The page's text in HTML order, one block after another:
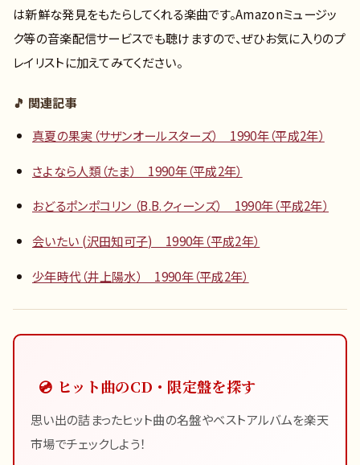
は新鮮な発見をもたらしてくれる楽曲です。Amazonミュージッ
ク等の音楽配信サービスでも聴けますので、ぜひお気に入りのプ
レイリストに加えてみてください。
🎵 関連記事
真夏の果実（サザンオールスターズ） 1990年（平成2年）
さよなら人類（たま） 1990年（平成2年）
おどるポンポコリン （B.B.クィーンズ） 1990年（平成2年）
会いたい (沢田知可子) 1990年（平成2年）
少年時代（井上陽水） 1990年（平成2年）
💿 ヒット曲のCD・限定盤を探す
思い出の詰まったヒット曲の名盤やベストアルバムを楽天
市場でチェックしよう！